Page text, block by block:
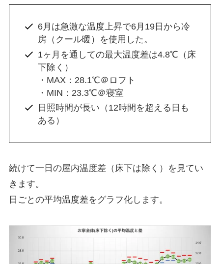
6月は急激な温度上昇で6月19日から冷
房（クール暖）を使用した。
1ヶ月を通しての最大温度差は4.8℃（床
下除く）
・MAX：28.1℃＠ロフト
・MIN：23.3℃＠寝室
日照時間が長い（12時間を超える日も
ある）
続けて一日の屋内温度差（床下は除く）を見てい
きます。
日ごとの平均温度差をグラフ化します。